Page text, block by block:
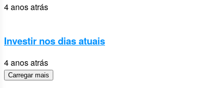
4 anos atrás
Investir nos dias atuais
4 anos atrás
Carregar mais